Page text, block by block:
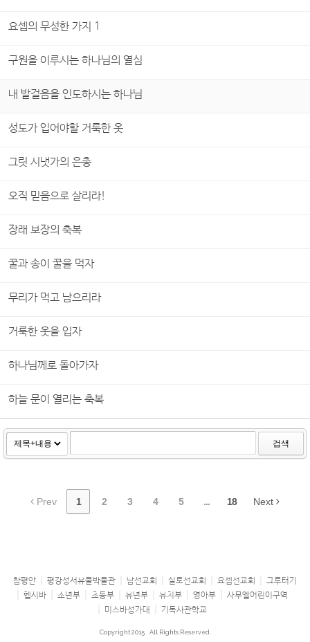
요셉의 무성한 가지 1
구원을 이루시는 하나님의 열심
내 발걸음을 인도하시는 하나님
성도가 입어야할 거룩한 옷
그릿 시냇가의 은총
오직 믿음으로 살리라!
장래 보장의 축복
꿀과 송이 꿀을 먹자
무리가 먹고 남으리라
거룩한 옷을 입자
하나님께로 돌아가자
하늘 문이 열리는 축복
검색
Prev 1 2 3 4 5 ... 18 Next
참평안 평강성서유물박물관 남선교회 실로선교회 요셉선교회
그루터기
헵시바
소년부 초등부 유년부 유치부 영아부
사무엘어린이구역
미스바성가대
기독사관학교
Copyright 2015 All Rights Reserved.